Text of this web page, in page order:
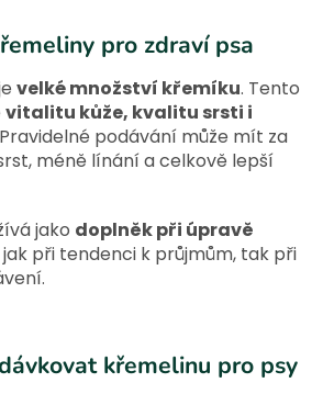
pro zdraví psa
velké množství křemíku. Tento
vitalitu kůže, kvalitu srsti i
podávání může mít za
méně línání a celkově lepší
jako doplněk při úpravě
při tendenci k průjmům, tak při
křemelinu pro psy